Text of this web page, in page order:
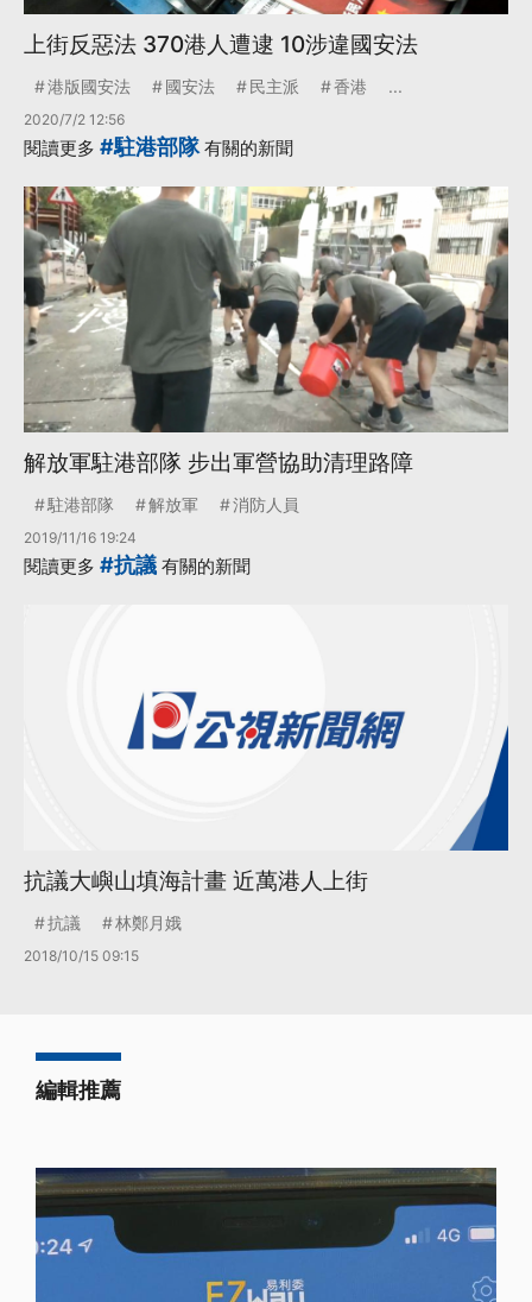
上街反惡法 370港人遭逮 10涉違國安法
港版國安法 國安法 民主派 香港 ...
2020/7/2 12:56
閱讀更多 #駐港部隊有關的新聞
解放軍駐港部隊 步出軍營協助清理路障
駐港部隊 解放軍 消防人員
2019/11/16 19:24
閱讀更多 #抗議 有關的新聞
抗議大嶼山填海計畫 近萬港人上街
抗議 林鄭月娥
2018/10/15 09:15
編輯推薦